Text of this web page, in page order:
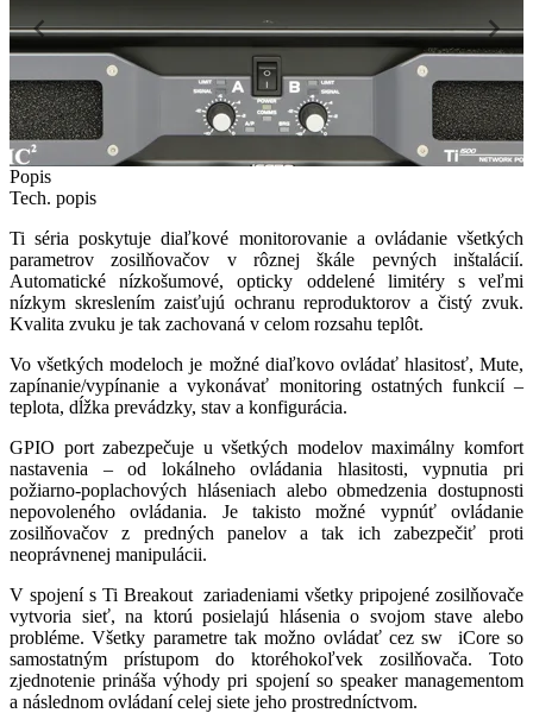
Item
1
2
Popis
Tech. popis
Ti séria poskytuje diaľkové monitorovanie a ovládanie všetkých
parametrov zosilňovačov v rôznej škále pevných inštalácií.
Automatické nízkošumové, opticky oddelené limitéry s veľmi
nízkym skreslením zaisťujú ochranu reproduktorov a čistý zvuk.
Kvalita zvuku je tak zachovaná v celom rozsahu teplôt.
Vo všetkých modeloch je možné diaľkovo ovládať hlasitosť, Mute,
zapínanie/vypínanie a vykonávať monitoring ostatných funkcií –
teplota, dĺžka prevádzky, stav a konfigurácia.
GPIO port zabezpečuje u všetkých modelov maximálny komfort
nastavenia – od lokálneho ovládania hlasitosti, vypnutia pri
požiarno-poplachových hláseniach alebo obmedzenia dostupnosti
nepovoleného ovládania. Je takisto možné vypnúť ovládanie
zosilňovačov z predných panelov a tak ich zabezpečiť proti
neoprávnenej manipulácii.
V spojení s Ti Breakout zariadeniami všetky pripojené zosilňovače
vytvoria sieť, na ktorú posielajú hlásenia o svojom stave alebo
probléme. Všetky parametre tak možno ovládať cez sw iCore so
samostatným prístupom do ktoréhokoľvek zosilňovača. Toto
zjednotenie prináša výhody pri spojení so speaker managementom
a následnom ovládaní celej siete jeho prostredníctvom.